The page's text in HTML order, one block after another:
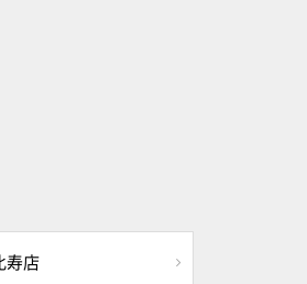
寿店